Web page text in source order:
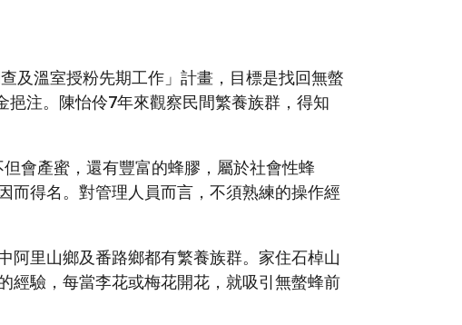
及溫室授粉先期工作」計畫，目標是找回無螫
注。陳怡伶7年來觀察民間繁養族群，得知
會產蜜，還有豐富的蜂膠，屬於社會性蜂
而得名。對管理人員而言，不須熟練的操作經
阿里山鄉及番路鄉都有繁養族群。家住石棹山
經驗，每當李花或梅花開花，就吸引無螫蜂前